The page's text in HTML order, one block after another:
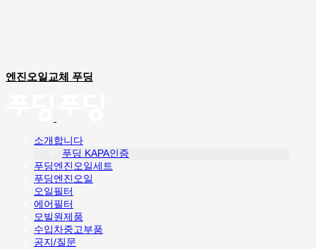
엔진오일교체 푸딩
소개합니다
푸딩 KAPA인증
푸딩엔진오일세트
푸딩엔진오일
오일필터
에어필터
모빌원제품
수입차중고부품
공지/질문